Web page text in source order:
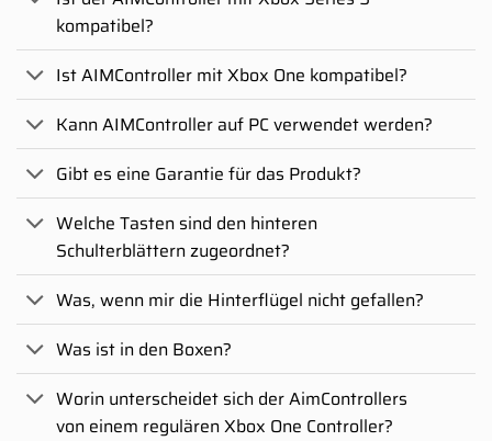
kompatibel?
Ist AIMController mit Xbox One kompatibel?
Kann AIMController auf PC verwendet werden?
Gibt es eine Garantie für das Produkt?
Welche Tasten sind den hinteren
Schulterblättern zugeordnet?
Was, wenn mir die Hinterflügel nicht gefallen?
Was ist in den Boxen?
Worin unterscheidet sich der AimControllers
von einem regulären Xbox One Controller?